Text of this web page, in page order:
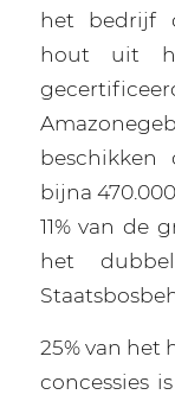
het bedrijf
hout uit
beschikken
bijna
11% van de
het
25% van het
concessies